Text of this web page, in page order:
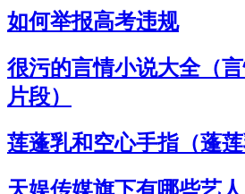
如何举报高考违规
很污的言情小说大全（
片段）
莲蓬乳和空心手指（蓬莲